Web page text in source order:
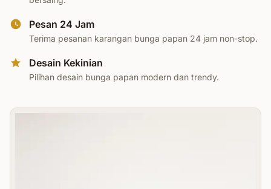
Pesan 24 Jam
Terima pesanan karangan bunga papan 24 jam non-stop.
Desain Kekinian
Pilihan desain bunga papan modern dan trendy.